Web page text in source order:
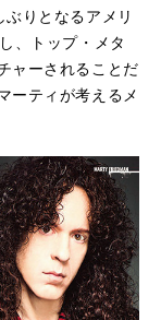
りとなるアメリ
、トップ・メタ
ャーされることだ
ーティが考えるメ